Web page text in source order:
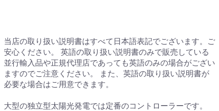
当店の取り扱い説明書はすべて日本語表記でございます。ご
安心ください。 英語の取り扱い説明書のみで販売している
並行輸入品や正規代理店であっても英語のみの場合がござい
ますのでご注意ください。 また、英語の取り扱い説明書が
必要な場合はご用意できます。
大型の独立型太陽光発電では定番のコントローラーです。